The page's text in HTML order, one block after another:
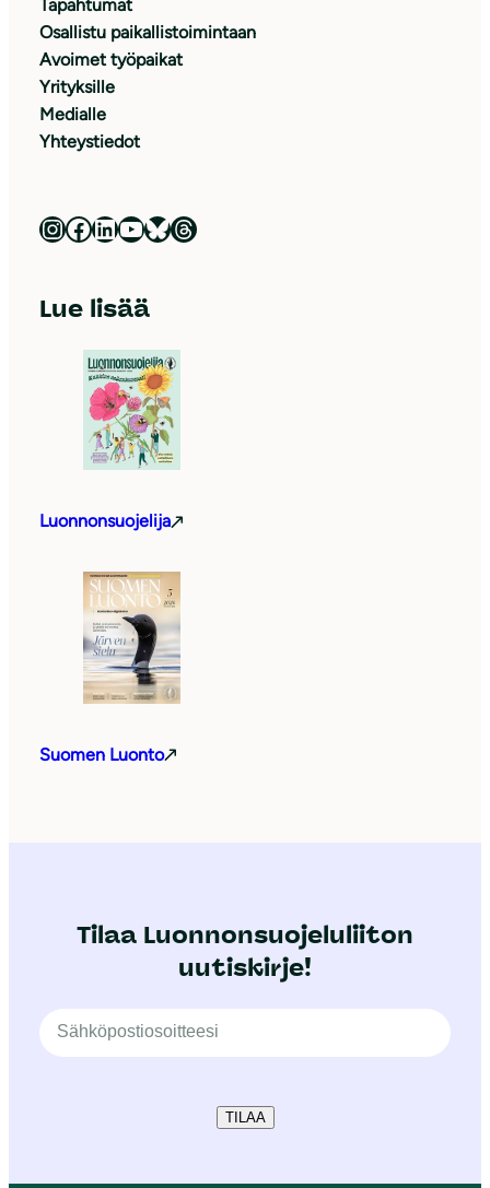
Tapahtumat
Osallistu paikallistoimintaan
Avoimet työpaikat
Yrityksille
Medialle
Yhteystiedot
Luonnonsuojeluliitto Instagramissa Luonnonsuojeluliitto Facebookissa Luonnonsuojeluliitto LinkedInissä Luonnonsuojeluliiton YouTube-kanava Luonnonsuojeluliitto Blueskyssa Luonnonsuojeluliitto Threadsissa
Lue lisää
Luonnonsuojelija
Suomen Luonto
Tilaa Luonnonsuojeluliiton
uutiskirje!
TILAA